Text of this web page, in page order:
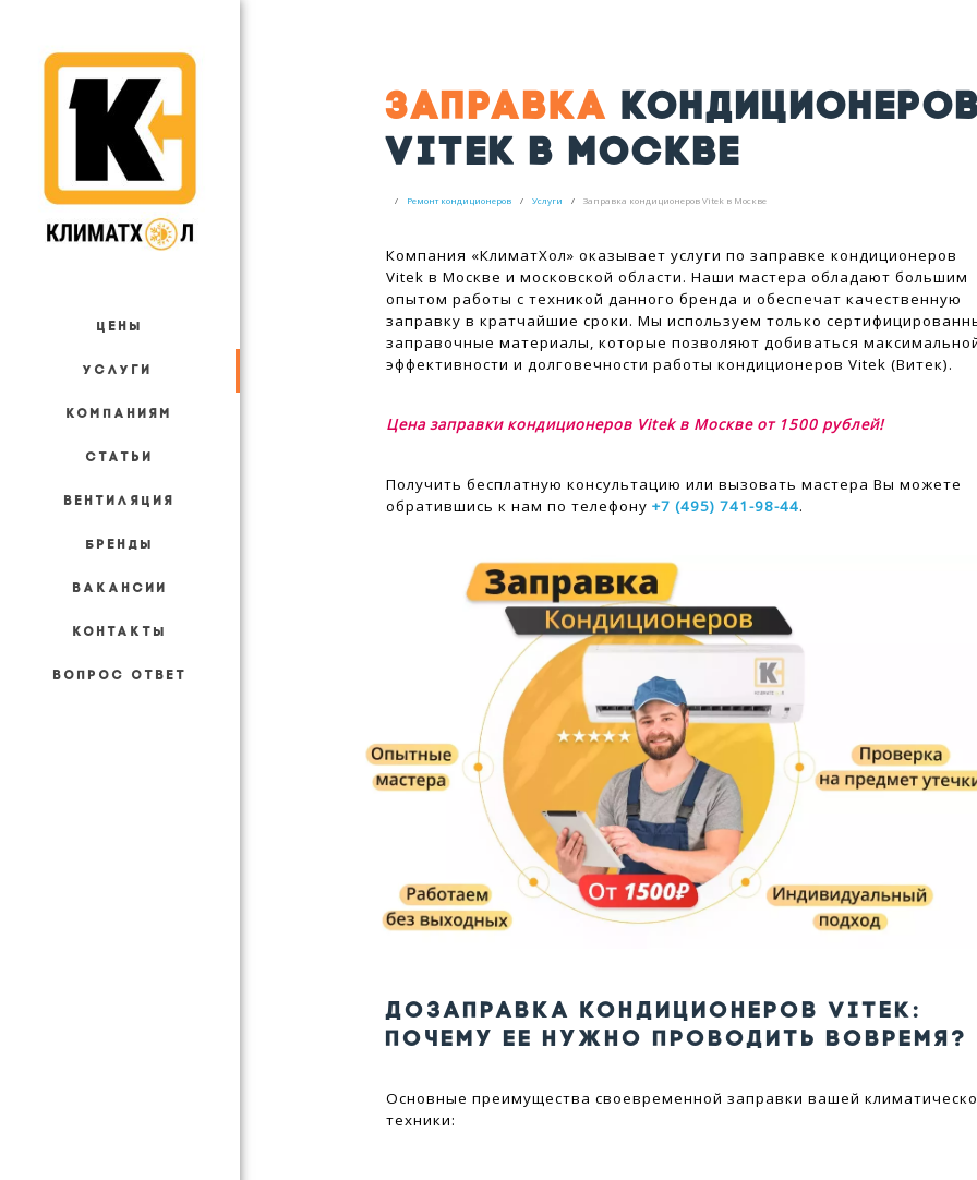
ЦЕНЫ
УСЛУГИ
КОМПАНИЯМ
СТАТЬИ
ВЕНТИЛЯЦИЯ
БРЕНДЫ
ВАКАНСИИ
КОНТАКТЫ
ВОПРОС ОТВЕТ
ЗАПРАВКА
VITEK В МОСКВЕ
Ремонт кондиционеров Услуги Заправка кондиционеров Vitek в Москве
Компания «КлиматХол» оказывает услуги по заправке кондиционеров
Vitek в Москве и московской области. Наши мастера обладают большим
опытом работы с техникой данного бренда и обеспечат качественную
заправку в кратчайшие сроки. Мы используем только
заправочные материалы, которые позволяют добиваться
эффективности и долговечности работы кондиционеров Vitek (Витек).
Цена заправки кондиционеров Vitek в Москве от 1500 рублей!
Получить бесплатную консультацию или вызовать мастера Вы можете
обратившись к нам по телефону+7 (495) 741-98-44.
ДОЗАПРАВКА КОНДИЦИОНЕРОВ VITEK:
ПОЧЕМУ ЕЕ НУЖНО ПРОВОДИТЬ ВОВРЕМЯ?
Основные преимущества своевременной заправки вашей
техники: